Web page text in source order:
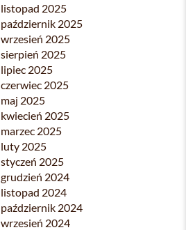
listopad 2025
październik 2025
wrzesień 2025
sierpień 2025
lipiec 2025
czerwiec 2025
maj 2025
kwiecień 2025
marzec 2025
luty 2025
styczeń 2025
grudzień 2024
listopad 2024
październik 2024
wrzesień 2024